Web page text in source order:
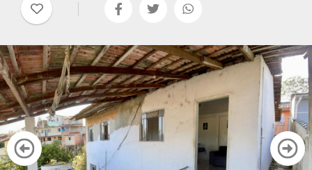
CONTATO
Favoritos
Cadastre seu imóvel
Área do Cliente
Vendas: (41)